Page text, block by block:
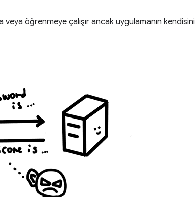
öğrenmeye çalışır ancak uygulamanın kendisini